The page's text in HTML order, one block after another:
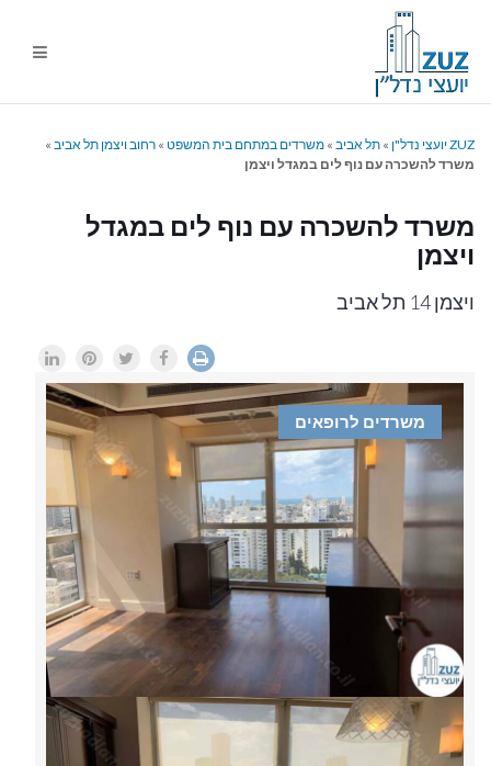
ZUZ יועצי נדל"ן » תל אביב » משרדים במתחם בית המשפט » רחוב ויצמן תל אביב »
משרד להשכרה עם נוף לים במגדל ויצמן
משרד להשכרה עם נוף לים במגדל
ויצמן
ויצמן 14 תל אביב
משרדים לרופאים